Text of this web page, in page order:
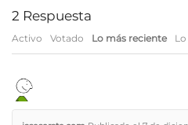
2 Respuesta
Activo Votado Lo más reciente